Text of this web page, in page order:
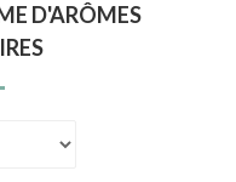
D'ARÔMES